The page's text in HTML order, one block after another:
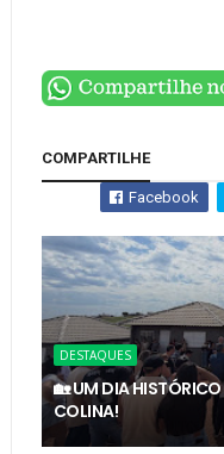
COMPARTILHE
Facebook
DESTAQUES
🏡 UM DIA
COLINA!